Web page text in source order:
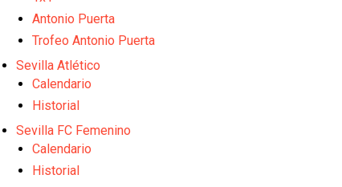
El dato que destaca a Agoumé entre las cinco
Juanlu de vuelta a Sevilla para cerrar su fichaje a
El Granada negocia con el Sevilla FC por Alberto
El Sevilla continúa con despidos y rechaza una
El Sevilla mueve ficha por Robbie Ure: la opción
Antonio Puerta
Trofeo Antonio Puerta
Sevilla Atlético
Calendario
Historial
Sevilla FC Femenino
Calendario
Historial